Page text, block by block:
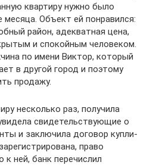
квартиру нужно было
Объект ей понравился:
район, адекватная цена,
и спокойным человеком.
по имени Виктор, который
в другой город и поэтому
продажу.
несколько раз, получила
свидетельствующие о
и заключила договор купли-
право
ней, банк перечислил